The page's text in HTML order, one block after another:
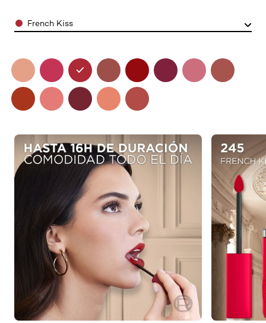
ColorFrench Kiss